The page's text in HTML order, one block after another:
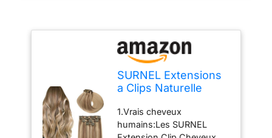
SURNEL Extensions
a Clips Naturelle
Clair Fading to Ash
Blonde Remy Double
1.Vrais cheveux
humains:Les SURNEL